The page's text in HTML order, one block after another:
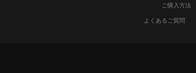
ご購入方法
よくあるご質問